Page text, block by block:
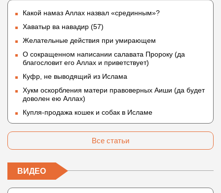
Какой намаз Аллах назвал «срединным»?
Хаватыр ва навадир (57)
Желательные действия при умирающем
О сокращенном написании салавата Пророку (да
благословит его Аллах и приветствует)
Куфр, не выводящий из Ислама
Хукм оскорбления матери правоверных Аиши (да будет
доволен ею Аллах)
Купля-продажа кошек и собак в Исламе
Все статьи
ВИДЕО